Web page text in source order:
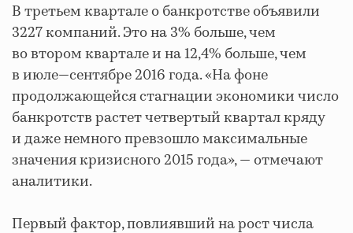
В третьем квартале о банкротстве объявили
3227 компаний. Это на 3% больше, чем
во втором квартале и на 12,4% больше, чем
в июле—сентябре 2016 года. «На фоне
продолжающейся стагнации экономики число
банкротств растет четвертый квартал кряду
и даже немного превзошло максимальные
значения кризисного 2015 года», — отмечают
аналитики.
Первый фактор, повлиявший на рост числа